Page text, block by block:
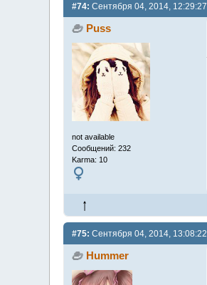
#74: Сентября 04, 2014, 12:29:27
Puss
not available
Сообщений: 232
Karma: 10
#75: Сентября 04, 2014, 13:08:22
Hummer